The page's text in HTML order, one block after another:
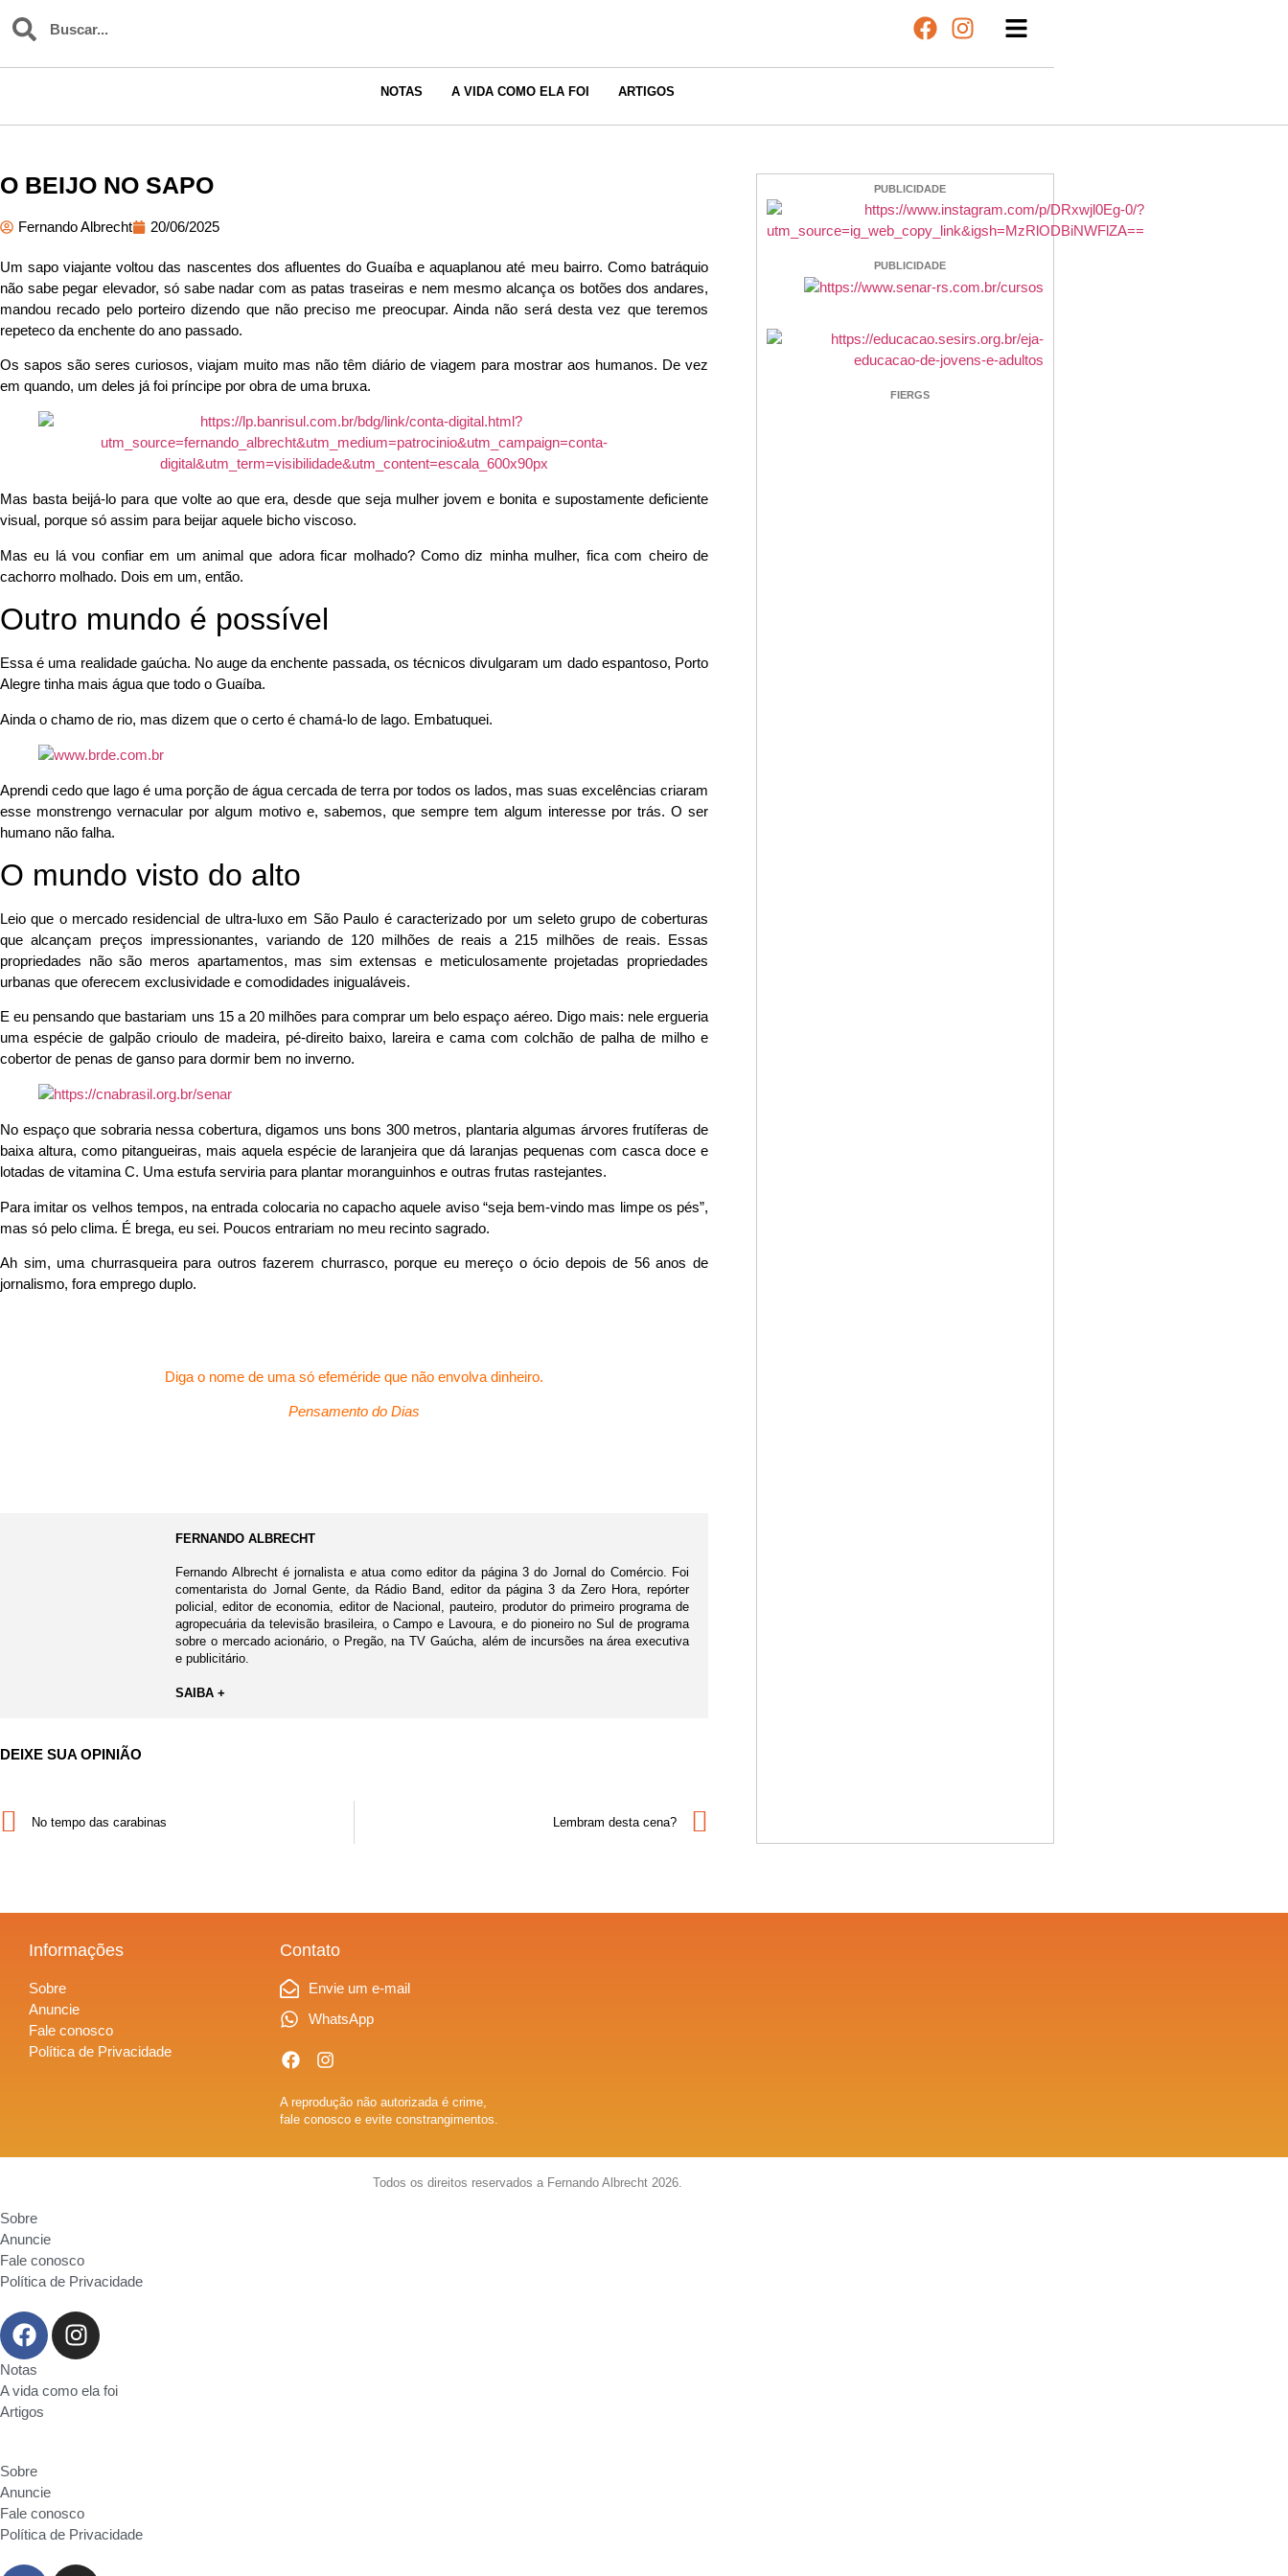
NOTAS A VIDA COMO ELA FOI ARTIGOS
O BEIJO NO SAPO
Fernando Albrecht 20/06/2025
Um sapo viajante voltou das nascentes dos afluentes do Guaíba e aquaplanou até meu bairro. Como batráquio
não sabe pegar elevador, só sabe nadar com as patas traseiras e nem mesmo alcança os botões dos andares,
mandou recado pelo porteiro dizendo que não preciso me preocupar. Ainda não será desta vez que teremos
repeteco da enchente do ano passado.
Os sapos são seres curiosos, viajam muito mas não têm diário de viagem para mostrar aos humanos. De vez
em quando, um deles já foi príncipe por obra de uma bruxa.
Mas basta beijá-lo para que volte ao que era, desde que seja mulher jovem e bonita e supostamente deficiente
visual, porque só assim para beijar aquele bicho viscoso.
Mas eu lá vou confiar em um animal que adora ficar molhado? Como diz minha mulher, fica com cheiro de
cachorro molhado. Dois em um, então.
Outro mundo é possível
Essa é uma realidade gaúcha. No auge da enchente passada, os técnicos divulgaram um dado espantoso, Porto
Alegre tinha mais água que todo o Guaíba.
Ainda o chamo de rio, mas dizem que o certo é chamá-lo de lago. Embatuquei.
Aprendi cedo que lago é uma porção de água cercada de terra por todos os lados, mas suas excelências criaram
esse monstrengo vernacular por algum motivo e, sabemos, que sempre tem algum interesse por trás. O ser
humano não falha.
O mundo visto do alto
Leio que o mercado residencial de ultra-luxo em São Paulo é caracterizado por um seleto grupo de coberturas
que alcançam preços impressionantes, variando de 120 milhões de reais a 215 milhões de reais. Essas
propriedades não são meros apartamentos, mas sim extensas e meticulosamente projetadas propriedades
urbanas que oferecem exclusividade e comodidades inigualáveis.
E eu pensando que bastariam uns 15 a 20 milhões para comprar um belo espaço aéreo. Digo mais: nele ergueria
uma espécie de galpão crioulo de madeira, pé-direito baixo, lareira e cama com colchão de palha de milho e
cobertor de penas de ganso para dormir bem no inverno.
No espaço que sobraria nessa cobertura, digamos uns bons 300 metros, plantaria algumas árvores frutíferas de
baixa altura, como pitangueiras, mais aquela espécie de laranjeira que dá laranjas pequenas com casca doce e
lotadas de vitamina C. Uma estufa serviria para plantar moranguinhos e outras frutas rastejantes.
Para imitar os velhos tempos, na entrada colocaria no capacho aquele aviso “seja bem-vindo mas limpe os pés”,
mas só pelo clima. É brega, eu sei. Poucos entrariam no meu recinto sagrado.
Ah sim, uma churrasqueira para outros fazerem churrasco, porque eu mereço o ócio depois de 56 anos de
jornalismo, fora emprego duplo.
Diga o nome de uma só efeméride que não envolva dinheiro.
Pensamento do Dias
FERNANDO ALBRECHT
Fernando Albrecht é jornalista e atua como editor da página 3 do Jornal do Comércio. Foi
comentarista do Jornal Gente, da Rádio Band, editor da página 3 da Zero Hora, repórter
policial, editor de economia, editor de Nacional, pauteiro, produtor do primeiro programa de
agropecuária da televisão brasileira, o Campo e Lavoura, e do pioneiro no Sul de programa
sobre o mercado acionário, o Pregão, na TV Gaúcha, além de incursões na área executiva
e publicitário.
SAIBA +
DEIXE SUA OPINIÃO
No tempo das carabinas Lembram desta cena?
PUBLICIDADE
PUBLICIDADE
FIERGS
Informações
Sobre
Anuncie
Fale conosco
Política de Privacidade
Contato
Envie um e-mail
WhatsApp
A reprodução não autorizada é crime,
fale conosco e evite constrangimentos.
Todos os direitos reservados a Fernando Albrecht 2026.
Sobre
Anuncie
Fale conosco
Política de Privacidade
Notas
A vida como ela foi
Artigos
Sobre
Anuncie
Fale conosco
Política de Privacidade